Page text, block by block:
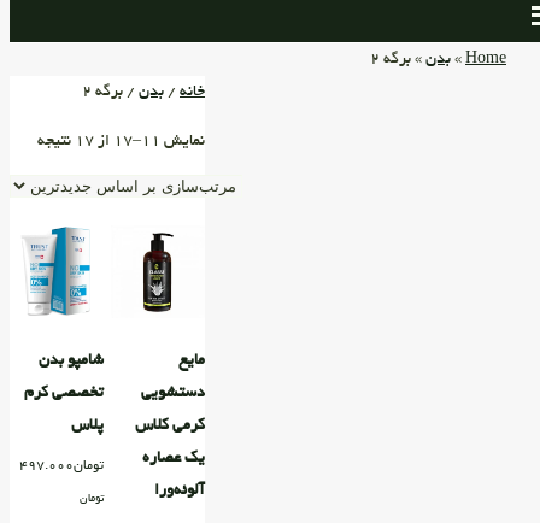
Home
» بدن » برگه 2
خانه / بدن / برگه 2
نمایش 11–17 از 17 نتیجه
مایع
دستشویی
کرمی کلاس
یک عصاره
آلوئه‌ورا
شامپو بدن
تخصصی کرم
پلاس
تومان497.000
تومان